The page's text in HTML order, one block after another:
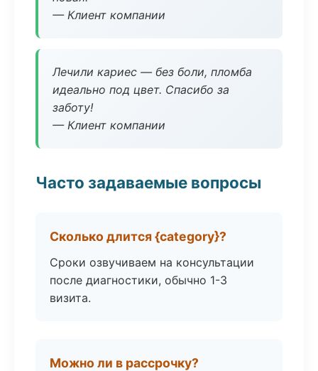
— Клиент компании
Лечили кариес — без боли, пломба
идеально под цвет. Спасибо за
заботу!
— Клиент компании
Часто задаваемые вопросы
Сколько длится {category}?
Сроки озвучиваем на консультации
после диагностики, обычно 1-3
визита.
Можно ли в рассрочку?